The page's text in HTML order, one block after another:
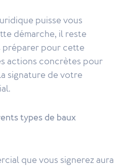
puisse vous
démarche, il reste
préparer pour cette
actions concrètes pour
signature de votre
types de baux
que vous signerez aura